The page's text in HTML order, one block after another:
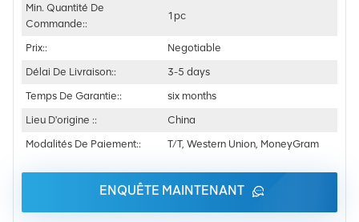
Min. Quantité De
Commande::
1pc
Prix::
Negotiable
Délai De Livraison::
3-5 days
Temps De Garantie::
six months
Lieu D'origine ::
China
Modalités De Paiement::
T/T, Western Union, MoneyGram
ENQUÊTE MAINTENANT